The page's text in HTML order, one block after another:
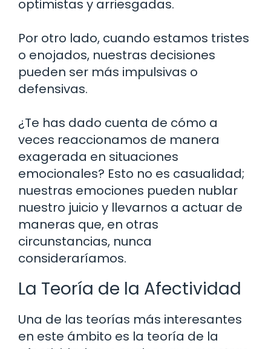
optimistas y arriesgadas.
Por otro lado, cuando estamos tristes
o enojados, nuestras decisiones
pueden ser más impulsivas o
defensivas.
¿Te has dado cuenta de cómo a
veces reaccionamos de manera
exagerada en situaciones
emocionales? Esto no es casualidad;
nuestras emociones pueden nublar
nuestro juicio y llevarnos a actuar de
maneras que, en otras
circunstancias, nunca
consideraríamos.
La Teoría de la Afectividad
Una de las teorías más interesantes
en este ámbito es la teoría de la